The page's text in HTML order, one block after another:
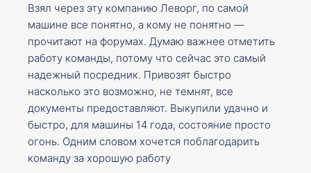
Взял через эту компанию Леворг, по самой
машине все понятно, а кому не понятно —
прочитают на форумах. Думаю важнее отметить
работу команды, потому что сейчас это самый
надежный посредник. Привозят быстро
насколько это возможно, не темнят, все
документы предоставляют. Выкупили удачно и
быстро, для машины 14 года, состояние просто
огонь. Одним словом хочется поблагодарить
команду за хорошую работу